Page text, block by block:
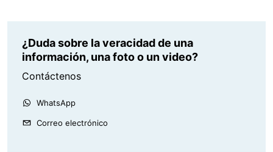
¿Duda sobre la veracidad de una
información, una foto o un video?
Contáctenos
WhatsApp
Correo electrónico